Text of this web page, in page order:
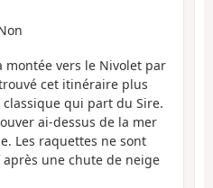
montée vers le Nivolet par
cet itinéraire plus
qui part du Sire.
ai-dessus de la mer
Les raquettes ne sont
une chute de neige